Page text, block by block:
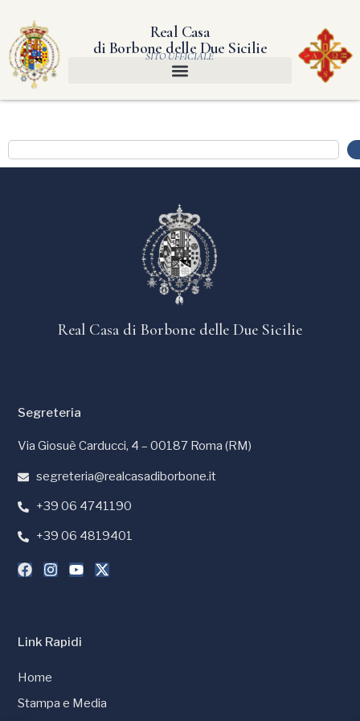
Real Casa
di Borbone delle Due Sicilie
SITO UFFICIALE
Real Casa di Borbone delle Due Sicilie
Link Rapidi
Home
Stampa e Media
Segreteria
Via Giosuè Carducci, 4 – 00187 Roma (RM)
segreteria@realcasadiborbone.it
+39 06 4741190
+39 06 4819401